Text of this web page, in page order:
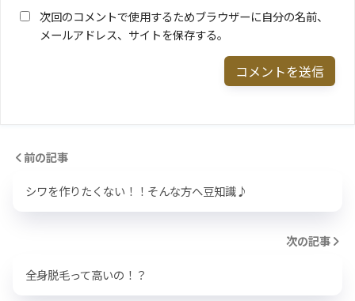
次回のコメントで使用するためブラウザーに自分の名前、
メールアドレス、サイトを保存する。
前の記事
シワを作りたくない！！そんな方へ豆知識♪
次の記事
全身脱毛って高いの！？